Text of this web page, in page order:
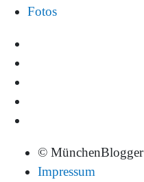
Fotos
© MünchenBlogger
Impressum